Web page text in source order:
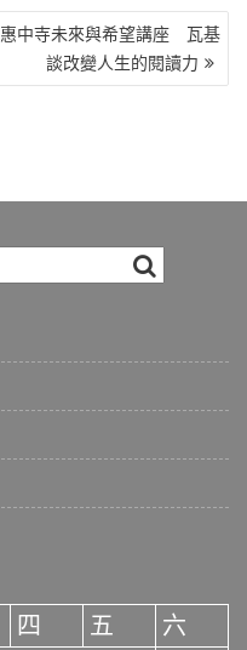
惠中寺未來與希望講座 瓦基
談改變人生的閱讀力
四 五
六